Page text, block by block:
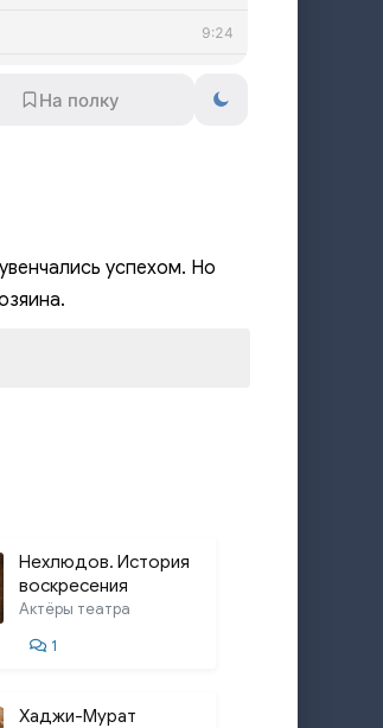
9:24
успехом. Но
Нехлюдов. История
воскресения
Актёры театра
1
Хаджи-Мурат